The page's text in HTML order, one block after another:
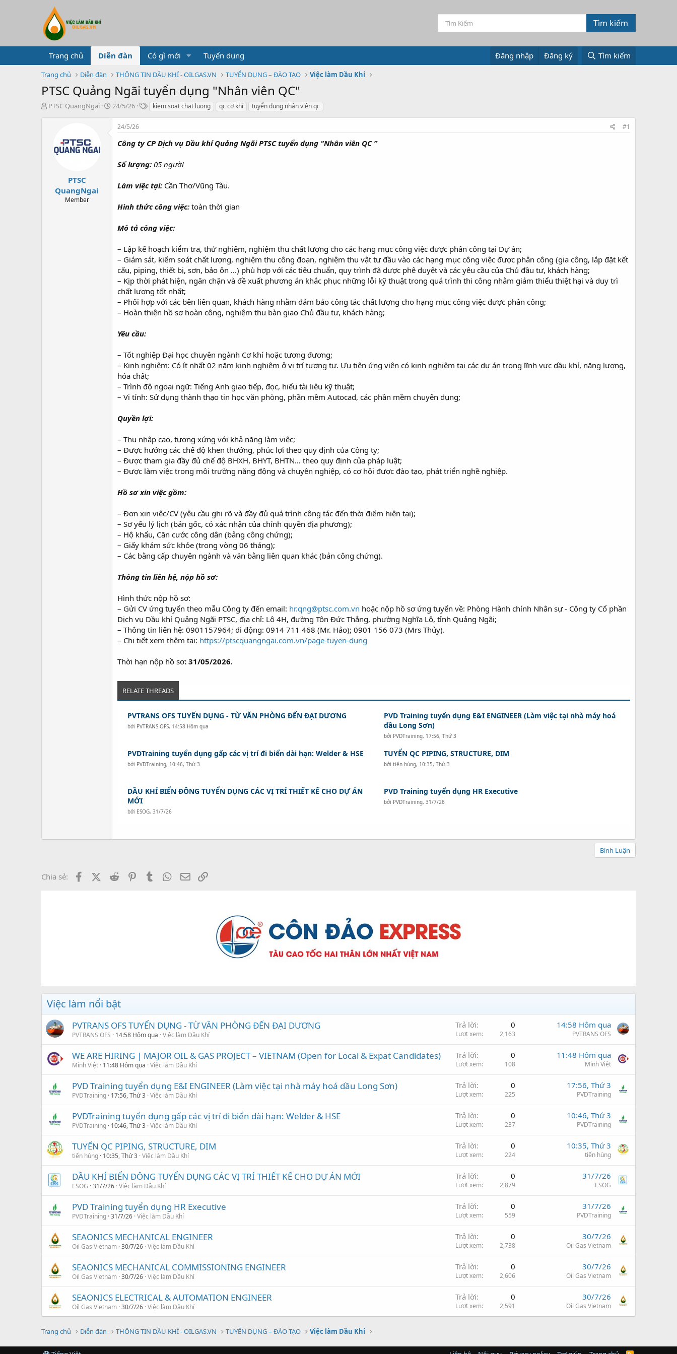
Trang chủ Diễn đàn Có gì mới Tuyển dụng Đăng nhập Đăng ký Tìm kiếm
Trang chủ Diễn đàn THÔNG TIN DẦU KHÍ - OILGAS.VN TUYỂN DỤNG – ĐÀO TẠO Việc làm Dầu Khí
PTSC Quảng Ngãi tuyển dụng "Nhân viên QC"
T
PTSC QuangNgai
N
24/5/26
T
ó
kiem soat chat luong qc cơ khí tuyển dụng nhân viên qc
PTSC
QuangNgai
Member
24/5/26 #1
Công ty CP Dịch vụ Dầu khí Quảng Ngãi PTSC tuyển dụng “Nhân viên QC ”
Số lượng: 05 người
Làm việc tại: Cần Thơ/Vũng Tàu.
Hình thức công việc: toàn thời gian
Mô tả công việc:
– Lập kế hoạch kiểm tra, thử nghiệm, nghiệm thu chất lượng cho các hạng mục công việc được phân công tại Dự án;
– Giám sát, kiểm soát chất lượng, nghiệm thu công đoạn, nghiệm thu vật tư đầu vào các hạng mục công việc được phân công (gia công, lắp đặt kết
cấu, piping, thiết bị, sơn, bảo ôn ...) phù hợp với các tiêu chuẩn, quy trình đã dược phê duyệt và các yêu cầu của Chủ đầu tư, khách hàng;
– Kịp thời phát hiện, ngăn chặn và đề xuất phương án khắc phục những lỗi kỹ thuật trong quá trình thi công nhằm giảm thiểu thiệt hại và duy trì
chất lượng tốt nhất;
– Phối hợp với các bên liên quan, khách hàng nhằm đảm bảo công tác chất lượng cho hạng mục công việc được phân công;
– Hoàn thiện hồ sơ hoàn công, nghiệm thu bàn giao Chủ đầu tư, khách hàng;
Yêu cầu:
– Tốt nghiệp Đại học chuyên ngành Cơ khí hoặc tương đương;
– Kinh nghiệm: Có ít nhất 02 năm kinh nghiệm ở vị trí tương tự. Ưu tiên ứng viên có kinh nghiệm tại các dự án trong lĩnh vực dầu khí, năng lượng,
hóa chất;
– Trình độ ngoại ngữ: Tiếng Anh giao tiếp, đọc, hiểu tài liệu kỹ thuật;
– Vi tính: Sử dụng thành thạo tin học văn phòng, phần mềm Autocad, các phần mềm chuyên dụng;
Quyền lợi:
– Thu nhập cao, tương xứng với khả năng làm việc;
– Được hưởng các chế độ khen thưởng, phúc lợi theo quy định của Công ty;
– Được tham gia đầy đủ chế độ BHXH, BHYT, BHTN… theo quy định của pháp luật;
– Được làm việc trong môi trường năng động và chuyên nghiệp, có cơ hội được đào tạo, phát triển nghề nghiệp.
Hồ sơ xin việc gồm:
– Đơn xin việc/CV (yêu cầu ghi rõ và đầy đủ quá trình công tác đến thời điểm hiện tại);
– Sơ yếu lý lịch (bản gốc, có xác nhận của chính quyền địa phương);
– Hộ khẩu, Căn cước công dân (bảng công chứng);
– Giấy khám sức khỏe (trong vòng 06 tháng);
– Các bằng cấp chuyên ngành và văn bằng liên quan khác (bản công chứng).
Thông tin liên hệ, nộp hồ sơ:
Hình thức nộp hồ sơ:
– Gửi CV ứng tuyển theo mẫu Công ty đến email: hr.qng@ptsc.com.vn hoặc nộp hồ sơ ứng tuyển về: Phòng Hành chính Nhân sự - Công ty Cổ phần
Dịch vụ Dầu khí Quảng Ngãi PTSC, địa chỉ: Lô 4H, đường Tôn Đức Thắng, phường Nghĩa Lộ, tỉnh Quảng Ngãi;
– Thông tin liên hệ: 0901157964; di động: 0914 711 468 (Mr. Hảo); 0901 156 073 (Mrs Thủy).
– Chi tiết xem thêm tại: https://ptscquangngai.com.vn/page-tuyen-dung
Thời hạn nộp hồ sơ: 31/05/2026.
RELATE THREADS
PVTRANS OFS TUYỂN DỤNG - TỪ VĂN PHÒNG ĐẾN ĐẠI DƯƠNG
bởi PVTRANS OFS, 14:58 Hôm qua
PVD Training tuyển dụng E&I ENGINEER (Làm việc tại nhà máy hoá
dầu Long Sơn)
bởi PVDTraining, 17:56, Thứ 3
PVDTraining tuyển dụng gấp các vị trí đi biển dài hạn: Welder & HSE
bởi PVDTraining, 10:46, Thứ 3
TUYỂN QC PIPING, STRUCTURE, DIM
bởitiến hùng, 10:35, Thứ 3
DẦU KHÍ BIỂN ĐÔNG TUYỂN DỤNG CÁC VỊ TRÍ THIẾT KẾ CHO DỰ ÁN
MỚI
bởi ESOG,31/7/26
PVD Training tuyển dụng HR Executive
bởi PVDTraining,31/7/26
Bình Luận
Chia sẻ: FacebookX (Twitter)
Reddit PinterestTumblrWhatsApp
Email
Việc làm nổi bật
PVTRANS OFS TUYỂN DỤNG - TỪ VĂN PHÒNG ĐẾN ĐẠI DƯƠNG
PVTRANS OFS 14:58 Hôm qua Việc làm Dầu Khí
Trả lời 0
Lượt xem 2,163
14:58 Hôm qua
PVTRANS OFS
WE ARE HIRING | MAJOR OIL & GAS PROJECT – VIETNAM (Open for Local & Expat Candidates)
Minh Việt 11:48 Hôm qua Việc làm Dầu Khí
Trả lời 0
Lượt xem 108
11:48 Hôm qua
Minh Việt
PVD Training tuyển dụng E&I ENGINEER (Làm việc tại nhà máy hoá dầu Long Sơn)
PVDTraining 17:56, Thứ 3 Việc làm Dầu Khí
Trả lời 0
Lượt xem 225
17:56, Thứ 3
PVDTraining
PVDTraining tuyển dụng gấp các vị trí đi biển dài hạn: Welder & HSE
PVDTraining 10:46, Thứ 3 Việc làm Dầu Khí
Trả lời 0
Lượt xem 237
10:46, Thứ 3
PVDTraining
TUYỂN QC PIPING, STRUCTURE, DIM
tiến hùng 10:35, Thứ 3 Việc làm Dầu Khí
Trả lời 0
Lượt xem 224
10:35, Thứ 3
tiến hùng
DẦU KHÍ BIỂN ĐÔNG TUYỂN DỤNG CÁC VỊ TRÍ THIẾT KẾ CHO DỰ ÁN MỚI
ESOG 31/7/26 Việc làm Dầu Khí
Trả lời 0
Lượt xem 2,879
31/7/26
ESOG
PVD Training tuyển dụng HR Executive
PVDTraining 31/7/26 Việc làm Dầu Khí
Trả lời 0
Lượt xem 559
31/7/26
PVDTraining
SEAONICS MECHANICAL ENGINEER
Oil Gas Vietnam 30/7/26 Việc làm Dầu Khí
Trả lời 0
Lượt xem 2,738
30/7/26
Oil Gas Vietnam
SEAONICS MECHANICAL COMMISSIONING ENGINEER
Oil Gas Vietnam 30/7/26 Việc làm Dầu Khí
Trả lời 0
Lượt xem 2,606
30/7/26
Oil Gas Vietnam
SEAONICS ELECTRICAL & AUTOMATION ENGINEER
Oil Gas Vietnam 30/7/26 Việc làm Dầu Khí
Trả lời 0
Lượt xem 2,591
30/7/26
Oil Gas Vietnam
Trang chủ Diễn đàn THÔNG TIN DẦU KHÍ - OILGAS.VN TUYỂN DỤNG – ĐÀO TẠO Việc làm Dầu Khí